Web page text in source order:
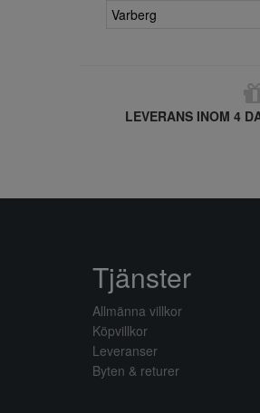
Varberg
LEVERANS INOM 4
Tjänster
Allmänna villkor
Köpvillkor
Leveranser
Byten & returer